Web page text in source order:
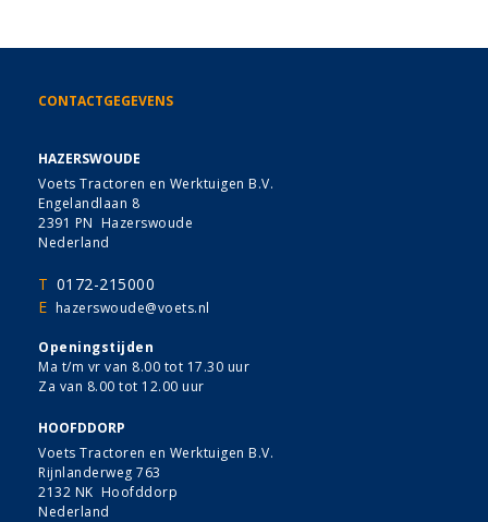
CONTACTGEGEVENS
HAZERSWOUDE
Voets Tractoren en Werktuigen B.V.
Engelandlaan 8
2391 PN Hazerswoude
Nederland
T 0172-215000
E hazerswoude@voets.nl
Openingstijden
Ma t/m vr van 8.00 tot 17.30 uur
Za van 8.00 tot 12.00 uur
HOOFDDORP
Voets Tractoren en Werktuigen B.V.
Rijnlanderweg 763
2132 NK Hoofddorp
Nederland